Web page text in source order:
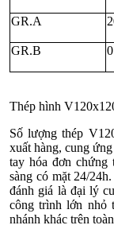
GR.A
GR.B 0
Thép hình
Số lượng thép
xuất hàng, cung
tay hóa đơn
sàng có mặt 24/
đánh giá là đại lý
công trình lớn nhỏ
nhánh khác trên